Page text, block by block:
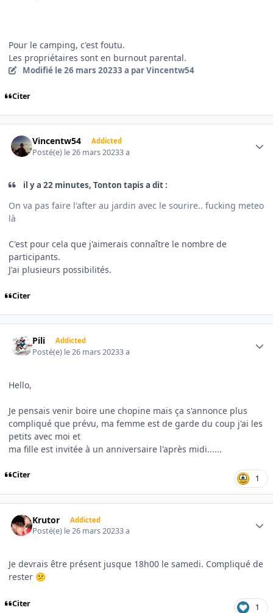
Pour le camping, c'est foutu.
Les propriétaires sont en burnout parental.
Modifié le 26 mars 20233 a par Vincentw54
Citer
Vincentw54 Addicted
Posté(e) le 26 mars 20233 a
il y a 22 minutes, Tonton tapis a dit :
On va pas faire l'after au jardin avec le sourire.. fucking meteo
là
C'est pour cela que j'aimerais connaître le nombre de
participants.
J'ai plusieurs possibilités.
Citer
Pili Addicted
Posté(e) le 26 mars 20233 a
Hello,
Je pensais venir boire une chopine mais ça s'annonce plus
compliqué que prévu, ma femme est de garde du coup j'ai les
petits avec moi et
ma fille est invitée à un anniversaire l'après midi......
Citer 1
Krutor Addicted
Posté(e) le 26 mars 20233 a
Je devrais être présent jusque 18h00 le samedi. Compliqué de
rester 😕
Citer 1